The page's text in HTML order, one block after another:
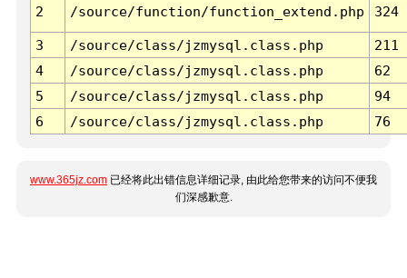
2 /source/function/function_extend.php 324
3 /source/class/jzmysql.class.php
211
4
/source/class/jzmysql.class.php
62
5
/source/class/jzmysql.class.php
94
6
/source/class/jzmysql.class.php 76
www.365jz.com 已经将此出错信息详细记录, 由此给您带来的访问不便我
们深感歉意.